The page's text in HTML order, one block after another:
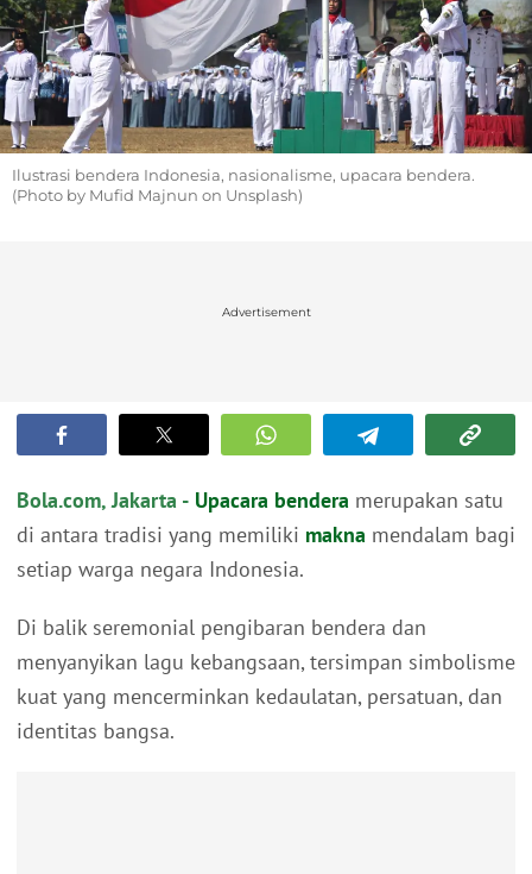
Ilustrasi bendera Indonesia, nasionalisme, upacara bendera.
(Photo by Mufid Majnun on Unsplash)
Advertisement
Bola.com, Jakarta - Upacara bendera merupakan satu
di antara tradisi yang memiliki makna mendalam bagi
setiap warga negara Indonesia.
Di balik seremonial pengibaran bendera dan
menyanyikan lagu kebangsaan, tersimpan simbolisme
kuat yang mencerminkan kedaulatan, persatuan, dan
identitas bangsa.